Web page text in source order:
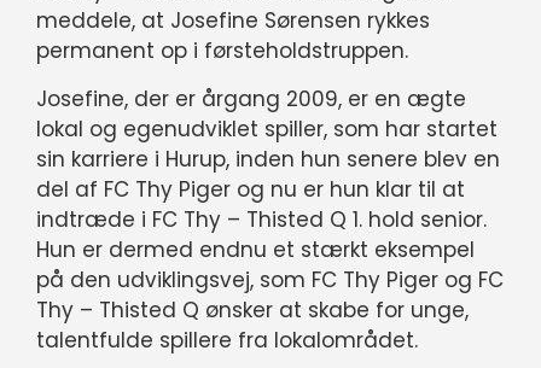
meddele, at Josefine Sørensen rykkes
permanent op i førsteholdstruppen.
Josefine, der er årgang 2009, er en ægte
lokal og egenudviklet spiller, som har startet
sin karriere i Hurup, inden hun senere blev en
del af FC Thy Piger og nu er hun klar til at
indtræde i FC Thy – Thisted Q 1. hold senior.
Hun er dermed endnu et stærkt eksempel
på den udviklingsvej, som FC Thy Piger og FC
Thy – Thisted Q ønsker at skabe for unge,
talentfulde spillere fra lokalområdet.